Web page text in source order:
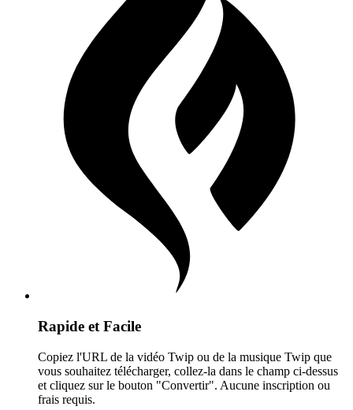
Rapide et Facile
Copiez l'URL de la vidéo Twip ou de la musique Twip que
vous souhaitez télécharger, collez-la dans le champ ci-dessus
et cliquez sur le bouton "Convertir". Aucune inscription ou
frais requis.